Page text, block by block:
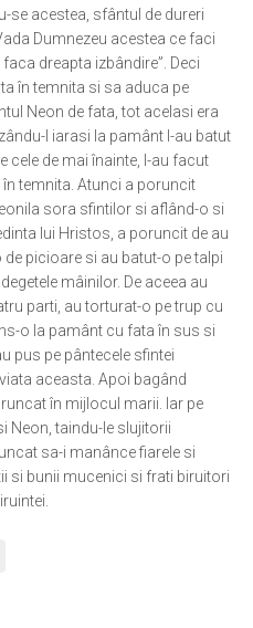
se acestea, sfântul de dureri
Dumnezeu acestea ce faci
dreapta izbândire”. Deci
în temnita si sa aduca pe
Neon de fata, tot acelasi era
l iarasi la pamânt l-au batut
cele de mai înainte, l-au facut
temnita. Atunci a poruncit
sora sfintilor si aflând-o si
lui Hristos, a poruncit de au
picioare si au batut-o pe talpi
mâinilor. De aceea au
parti, au torturat-o pe trup cu
o la pamânt cu fata în sus si
pus pe pântecele sfintei
aceasta. Apoi bagând
în mijlocul marii. Iar pe
Neon, taindu-le slujitorii
sa-i manânce fiarele si
si bunii mucenici si frati biruitori